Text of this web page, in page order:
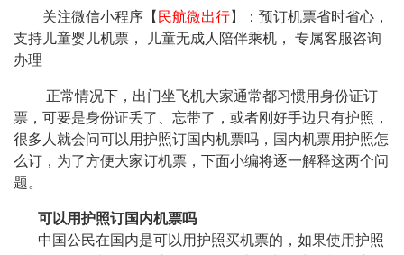
关注微信小程序【 民航微出行】：预订机票省时省心，
支持儿童婴儿机票， 儿童无成人陪伴乘机， 专属客服咨询
办理
正常情况下，出门坐飞机大家通常都习惯用身份证订
票，可要是身份证丢了、忘带了，或者刚好手边只有护照，
很多人就会问可以用护照订国内机票吗，国内机票用护照怎
么订，为了方便大家订机票，下面小编将逐一解释这两个问
题。
可以用护照订国内机票吗
中国公民在国内是可以用护照买机票的，如果使用护照